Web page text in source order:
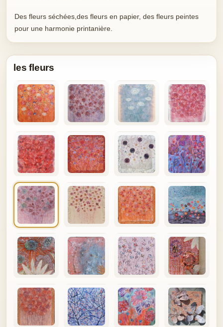
Des fleurs séchées,des fleurs en papier, des fleurs peintes
pour une harmonie printanière.
les fleurs